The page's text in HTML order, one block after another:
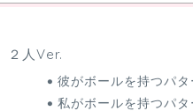
２人Ver.
彼がボールを持つパ
私がボールを持つパタ